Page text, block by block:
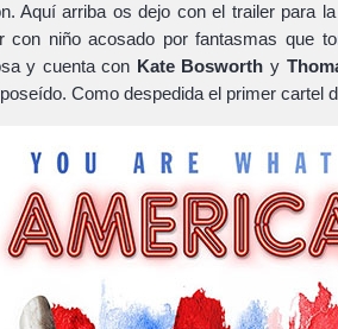
Aquí arriba os dejo con el trailer para
con niño acosado por fantasmas que
y cuenta con Kate Bosworth y
Como despedida el primer cartel